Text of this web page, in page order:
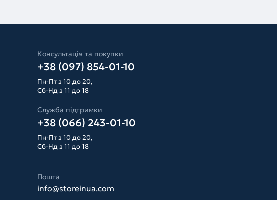
Консультація та покупки
+38 (097) 854-01-10
Пн-Пт з 10 до 20,
Сб-Нд з 11 до 18
Служба підтримки
+38 (066) 243-01-10
Пн-Пт з 10 до 20,
Сб-Нд з 11 до 18
Пошта
info@storeinua.com